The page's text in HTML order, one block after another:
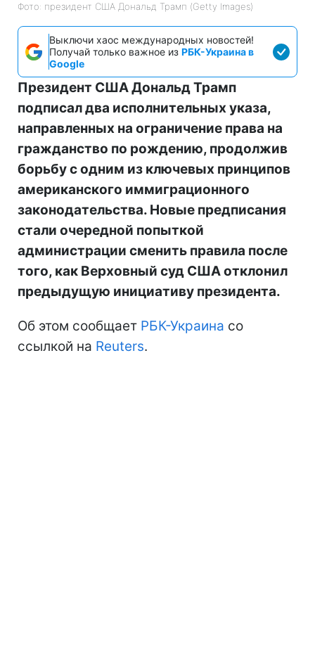
Фото: президент США Дональд Трамп (Getty Images)
Выключи хаос международных новостей!
Получай только важное из РБК-Украина в
Google
Президент США Дональд Трамп
подписал два исполнительных указа,
направленных на ограничение права на
гражданство по рождению, продолжив
борьбу с одним из ключевых принципов
американского иммиграционного
законодательства. Новые предписания
стали очередной попыткой
администрации сменить правила после
того, как Верховный суд США отклонил
предыдущую инициативу президента.
Об этом сообщает РБК-Украина со
ссылкой на Reuters.